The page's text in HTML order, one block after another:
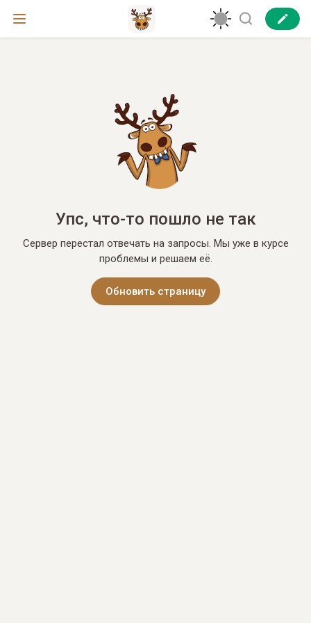
Упс, что-то пошло не так
Сервер перестал отвечать на запросы. Мы уже в курсе
проблемы и решаем её.
Обновить страницу